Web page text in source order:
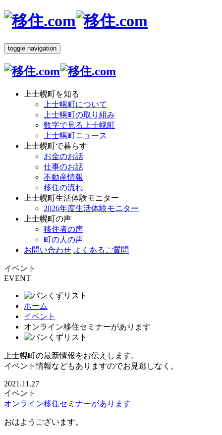
toggle navigation
上士幌町を知る
上士幌町について
上士幌町の取り組み
数字で見る上士幌町
上士幌町ニュース
上士幌町で暮らす
お金のお話
仕事のお話
不動産情報
移住の流れ
上士幌町生活体験モニター
2026年度生活体験モニター
上士幌町の声
移住者の声
町の人の声
お問い合わせ よくあるご質問
イベント
EVENT
ホーム
イベント
オンライン移住セミナーがあります
上士幌町の最新情報をお伝えします。
イベント情報などもありますのでお見逃しなく。
2021.11.27
イベント
オンライン移住セミナーがあります
おはようございます。